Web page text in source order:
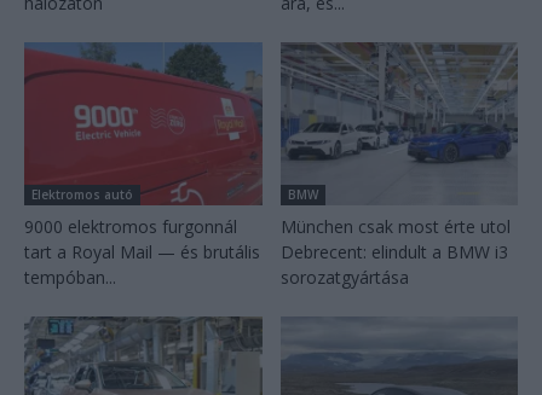
Elektromos autó
9000 elektromos furgonnál
tart a Royal Mail — és brutális
tempóban...
BMW
München csak most érte utol
Debrecent: elindult a BMW i3
sorozatgyártása